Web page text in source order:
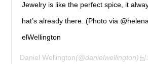
Jewelry is like the perfect spice, it
hat’s already there. (Photo via
elWellington
Daniel Wellington(@danielwellington)님